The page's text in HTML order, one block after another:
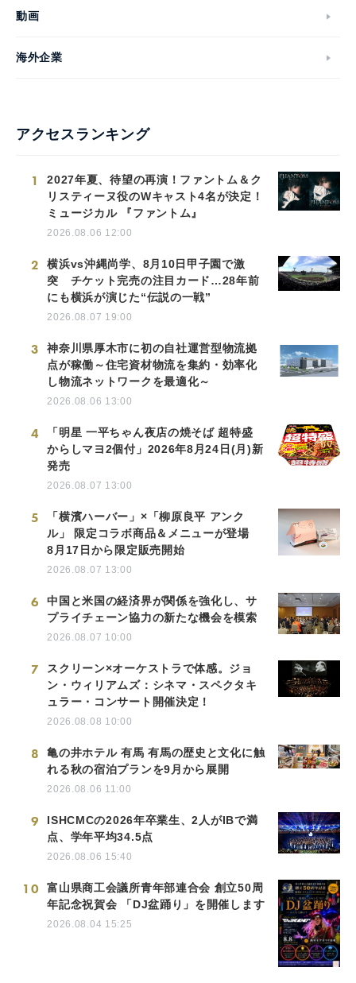
動画
海外企業
アクセスランキング
1
2027年夏、待望の再演！ファントム＆ク
リスティーヌ役のWキャスト4名が決定！
ミュージカル 『ファントム』
2026.08.06 12:00
2
横浜vs沖縄尚学、8月10日甲子園で激
突 チケット完売の注目カード…28年前
にも横浜が演じた“伝説の一戦”
2026.08.07 19:00
3
神奈川県厚木市に初の自社運営型物流拠
点が稼働～住宅資材物流を集約・効率化
し物流ネットワークを最適化～
2026.08.06 13:00
4
「明星 一平ちゃん夜店の焼そば 超特盛
からしマヨ2個付」2026年8月24日(月)新
発売
2026.08.07 13:00
5
「横濱ハーバー」×「柳原良平 アンク
ル」 限定コラボ商品＆メニューが登場
8月17日から限定販売開始
2026.08.07 13:00
6
中国と米国の経済界が関係を強化し、サ
プライチェーン協力の新たな機会を模索
2026.08.07 10:00
7
スクリーン×オーケストラで体感。ジョ
ン・ウィリアムズ：シネマ・スペクタキ
ュラー・コンサート開催決定！
2026.08.08 10:00
8
亀の井ホテル 有馬 有馬の歴史と文化に触
れる秋の宿泊プランを9月から展開
2026.08.06 11:00
9
ISHCMCの2026年卒業生、2人がIBで満
点、学年平均34.5点
2026.08.06 15:40
10
富山県商工会議所青年部連合会 創立50周
年記念祝賀会 「DJ盆踊り」を開催します
2026.08.04 15:25